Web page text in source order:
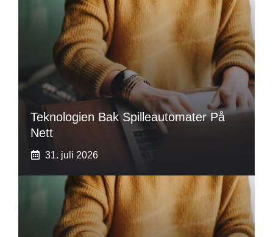
Teknologien Bak Spilleautomater På
Nett
31. juli 2026